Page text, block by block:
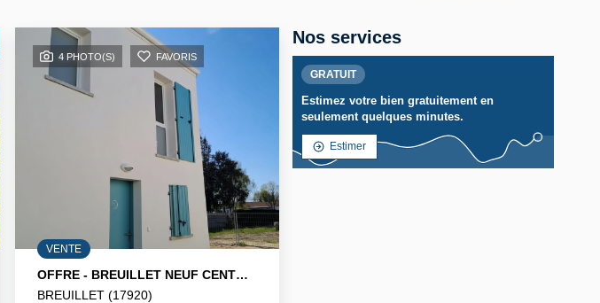
4 PHOTO(S) FAVORIS
VENTE
OFFRE - BREUILLET NEUF CENTRE VILLE
BREUILLET (17920)
Nos services
GRATUIT
Estimez votre bien gratuitement en
seulement quelques minutes.
Estimer